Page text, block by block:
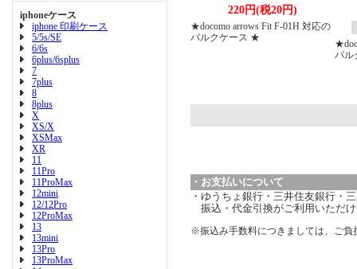
iphoneケース
iphone 印刷ケース
5/5s/SE
6/6s
6plus/6splus
7
7plus
8
8plus
X
XS/X
XSMax
XR
11
11Pro
11ProMax
12mini
12/12Pro
12ProMax
13
13mini
13Pro
13ProMax
220円(税20円)
★docomo arrows Fit F-01H 対応の
バルクケース ★
バル
・お支払いについて
・ゆうちょ銀行・三井住友銀行・
振込・代金引換がご利用いただ
※振込み手数料につきましては、ご負